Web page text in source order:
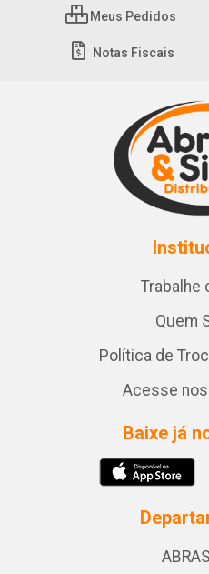
Meus Pedidos
Notas Fiscais
Trabalhe
Quem
Política de
Acesse
Baixe já